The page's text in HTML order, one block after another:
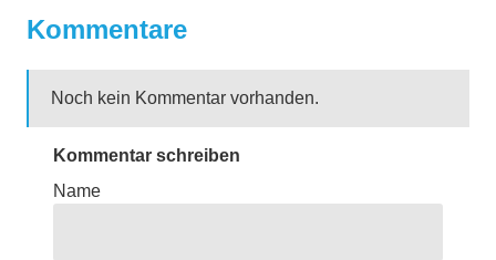
Kommentare
Noch kein Kommentar vorhanden.
Kommentar schreiben
Name